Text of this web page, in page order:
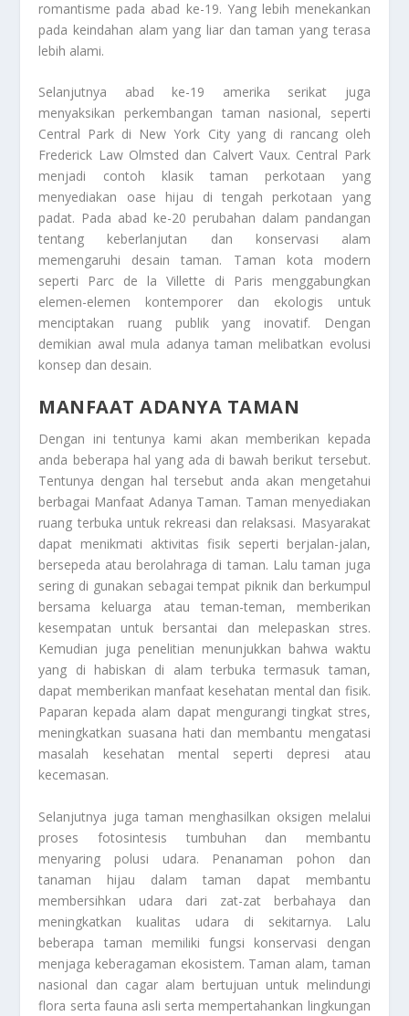
romantisme pada abad ke-19. Yang lebih menekankan
pada keindahan alam yang liar dan taman yang terasa
lebih alami.
Selanjutnya abad ke-19 amerika serikat juga
menyaksikan perkembangan taman nasional, seperti
Central Park di New York City yang di rancang oleh
Frederick Law Olmsted dan Calvert Vaux. Central Park
menjadi contoh klasik taman perkotaan yang
menyediakan oase hijau di tengah perkotaan yang
padat. Pada abad ke-20 perubahan dalam pandangan
tentang keberlanjutan dan konservasi alam
memengaruhi desain taman. Taman kota modern
seperti Parc de la Villette di Paris menggabungkan
elemen-elemen kontemporer dan ekologis untuk
menciptakan ruang publik yang inovatif. Dengan
demikian awal mula adanya taman melibatkan evolusi
konsep dan desain.
MANFAAT ADANYA TAMAN
Dengan ini tentunya kami akan memberikan kepada
anda beberapa hal yang ada di bawah berikut tersebut.
Tentunya dengan hal tersebut anda akan mengetahui
berbagai Manfaat Adanya Taman. Taman menyediakan
ruang terbuka untuk rekreasi dan relaksasi. Masyarakat
dapat menikmati aktivitas fisik seperti berjalan-jalan,
bersepeda atau berolahraga di taman. Lalu taman juga
sering di gunakan sebagai tempat piknik dan berkumpul
bersama keluarga atau teman-teman, memberikan
kesempatan untuk bersantai dan melepaskan stres.
Kemudian juga penelitian menunjukkan bahwa waktu
yang di habiskan di alam terbuka termasuk taman,
dapat memberikan manfaat kesehatan mental dan fisik.
Paparan kepada alam dapat mengurangi tingkat stres,
meningkatkan suasana hati dan membantu mengatasi
masalah kesehatan mental seperti depresi atau
kecemasan.
Selanjutnya juga taman menghasilkan oksigen melalui
proses fotosintesis tumbuhan dan membantu
menyaring polusi udara. Penanaman pohon dan
tanaman hijau dalam taman dapat membantu
membersihkan udara dari zat-zat berbahaya dan
meningkatkan kualitas udara di sekitarnya. Lalu
beberapa taman memiliki fungsi konservasi dengan
menjaga keberagaman ekosistem. Taman alam, taman
nasional dan cagar alam bertujuan untuk melindungi
flora serta fauna asli serta mempertahankan lingkungan